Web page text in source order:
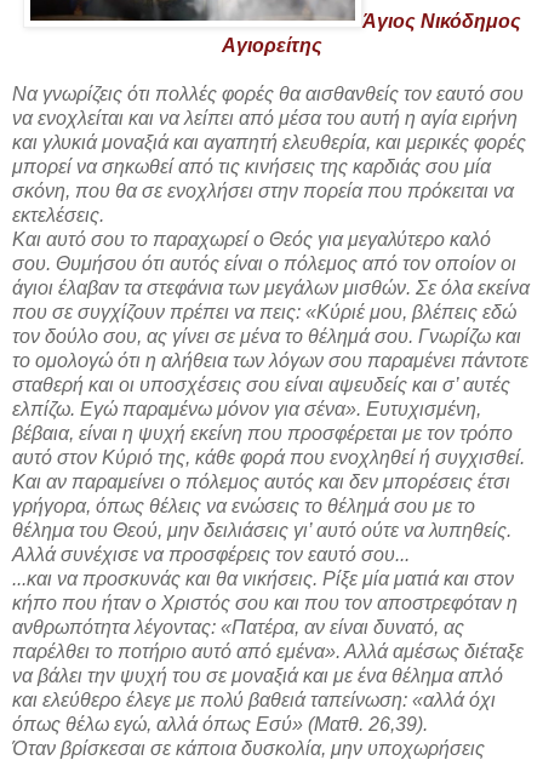
Άγιος Νικόδημος
Αγιορείτης
Να γνωρίζεις ότι πολλές φορές θα αισθανθείς τον εαυτό σου
να ενοχλείται και να λείπει από μέσα του αυτή η αγία ειρήνη
και γλυκιά μοναξιά και αγαπητή ελευθερία, και μερικές φορές
μπορεί να σηκωθεί από τις κινήσεις της καρδιάς σου μία
σκόνη, που θα σε ενοχλήσει στην πορεία που πρόκειται να
εκτελέσεις.
Και αυτό σου το παραχωρεί ο Θεός για μεγαλύτερο καλό
σου. Θυμήσου ότι αυτός είναι ο πόλεμος από τον οποίον οι
άγιοι έλαβαν τα στεφάνια των μεγάλων μισθών. Σε όλα εκείνα
που σε συγχίζουν πρέπει να πεις: «Κύριέ μου, βλέπεις εδώ
τον δούλο σου, ας γίνει σε μένα το θέλημά σου. Γνωρίζω και
το ομολογώ ότι η αλήθεια των λόγων σου παραμένει πάντοτε
σταθερή και οι υποσχέσεις σου είναι αψευδείς και σ’ αυτές
ελπίζω. Εγώ παραμένω μόνον για σένα». Ευτυχισμένη,
βέβαια, είναι η ψυχή εκείνη που προσφέρεται με τον τρόπο
αυτό στον Κύριό της, κάθε φορά που ενοχληθεί ή συγχισθεί.
Και αν παραμείνει ο πόλεμος αυτός και δεν μπορέσεις έτσι
γρήγορα, όπως θέλεις να ενώσεις το θέλημά σου με το
θέλημα του Θεού, μην δειλιάσεις γι’ αυτό ούτε να λυπηθείς.
Αλλά συνέχισε να προσφέρεις τον εαυτό σου...
...και να προσκυνάς και θα νικήσεις. Ρίξε μία ματιά και στον
κήπο που ήταν ο Χριστός σου και που τον αποστρεφόταν η
ανθρωπότητα λέγοντας: «Πατέρα, αν είναι δυνατό, ας
παρέλθει το ποτήριο αυτό από εμένα». Αλλά αμέσως διέταξε
να βάλει την ψυχή του σε μοναξιά και με ένα θέλημα απλό
και ελεύθερο έλεγε με πολύ βαθειά ταπείνωση: «αλλά όχι
όπως θέλω εγώ, αλλά όπως Εσύ» (Ματθ. 26,39).
Όταν βρίσκεσαι σε κάποια δυσκολία, μην υποχωρήσεις